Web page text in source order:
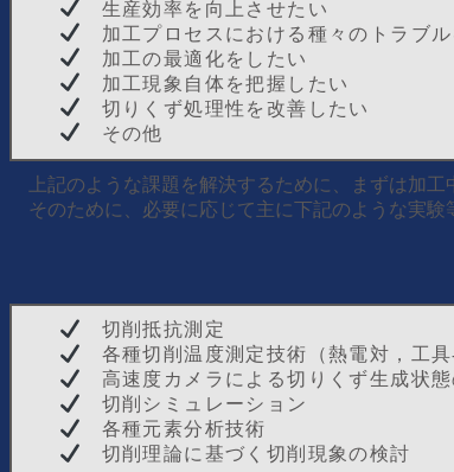
生産効率を向上させたい
加工プロセスにおける種々のトラブル
加工の最適化をしたい
加工現象自体を把握したい
切りくず処理性を改善したい
その他
上記のような課題を解決するために、まずは加工
そのために、必要に応じて主に下記のような実験
切削抵抗測定
各種切削温度測定技術（熱電対，工具
高速度カメラによる切りくず生成状態
切削シミュレーション
各種元素分析技術
切削理論に基づく切削現象の検討